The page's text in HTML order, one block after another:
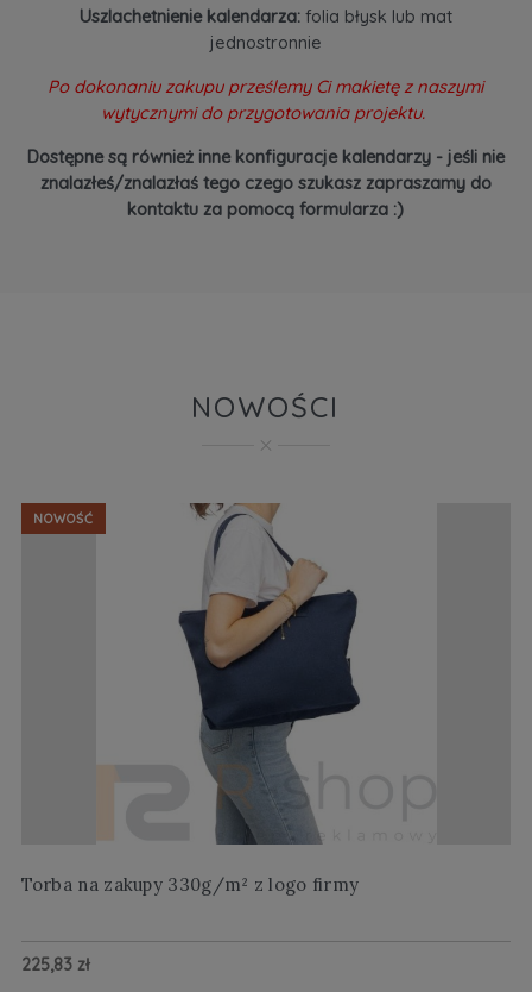
Uszlachetnienie kalendarza:folia błysk lub mat
jednostronnie
Po dokonaniu zakupu prześlemy Ci makietę z naszymi
wytycznymi do przygotowania projektu.
Dostępne są również inne konfiguracje kalendarzy - jeśli nie
znalazłeś/znalazłaś tego czego szukasz zapraszamy do
kontaktu za pomocą formularza :)
NOWOŚCI
Torba na zakupy 330g/m² z logo firmy
225,83 zł
NOWOŚĆ